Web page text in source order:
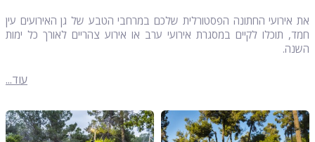
את אירועי החתונה הפסטורלית שלכם במרחבי הטבע של גן האירועים עין
חמד, תוכלו לקיים במסגרת אירועי ערב או אירוע צהריים לאורך כל ימות
השנה.
עוד...